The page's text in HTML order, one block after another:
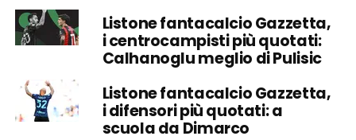
Listone fantacalcio Gazzetta,
i centrocampisti più quotati:
Calhanoglu meglio di Pulisic
Listone fantacalcio Gazzetta,
i difensori più quotati: a
scuola da Dimarco